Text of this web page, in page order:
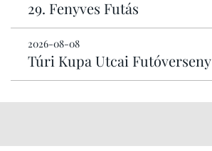
29. Fenyves Futás
2026-08-08
Túri Kupa Utcai Futóverseny